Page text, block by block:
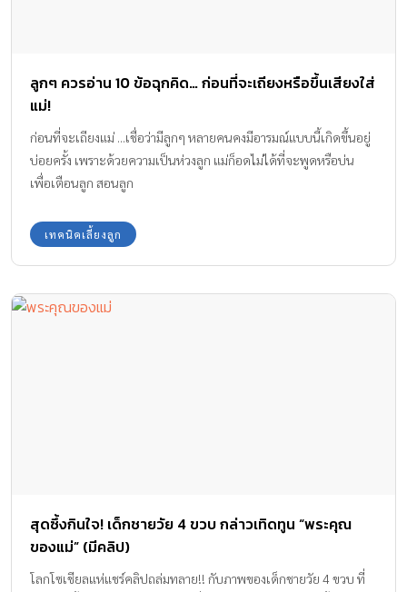
ลูกๆ ควรอ่าน 10 ข้อฉุกคิด… ก่อนที่จะเถียงหรือขึ้นเสียงใส่
แม่!
ก่อนที่จะเถียงแม่ ...เชื่อว่ามีลูกๆ หลายคนคงมีอารมณ์แบบนี้เกิดขึ้นอยู่
บ่อยครั้ง เพราะด้วยความเป็นห่วงลูก แม่ก็อดไม่ได้ที่จะพูดหรือบ่น
เพื่อเตือนลูก สอนลูก
เทคนิคเลี้ยงลูก
สุดซึ้งกินใจ! เด็กชายวัย 4 ขวบ กล่าวเทิดทูน “พระคุณ
ของแม่” (มีคลิป)
โลกโซเชียลแห่แชร์คลิปถล่มทลาย!! กับภาพของเด็กชายวัย 4 ขวบ ที่